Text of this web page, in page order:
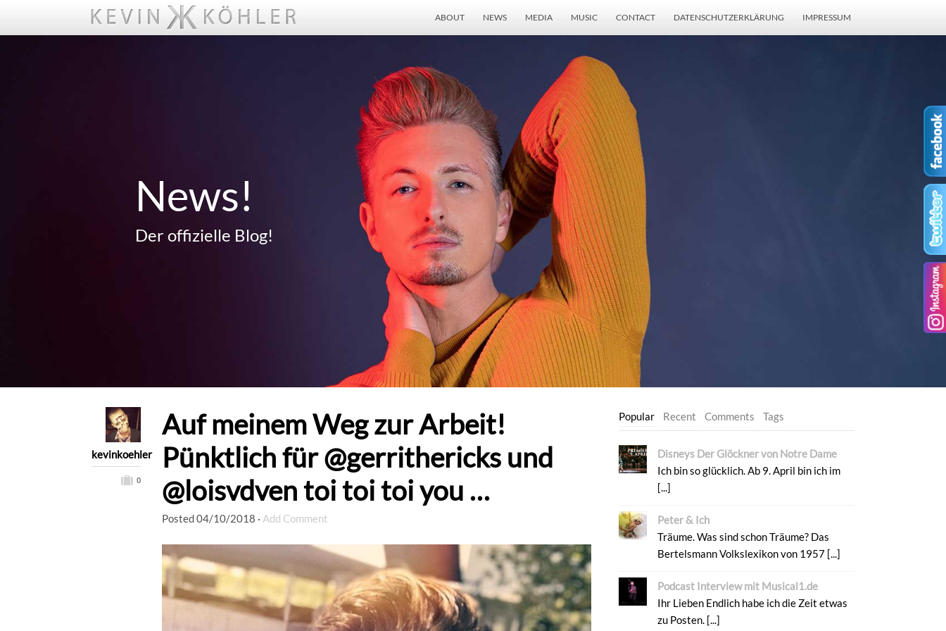
ABOUT NEWS MEDIA MUSIC CONTACT DATENSCHUTZERKLÄRUNG IMPRESSUM
News!
Der offizielle Blog!
kevinkoehler
0
Auf meinem Weg zur Arbeit!
Pünktlich für @gerrithericks und
@loisvdven toi toi toi you …
Posted04/10/2018 · Add Comment
Popular Recent Comments Tags
Disneys Der Glöckner von Notre Dame
Ich bin so glücklich. Ab 9. April bin ich im
[...]
Peter & Ich
Träume. Was sind schon Träume? Das
Bertelsmann Volkslexikon von 1957 [...]
Podcast Interview mit Musical1.de
Ihr Lieben Endlich habe ich die Zeit etwas
zu Posten. [...]